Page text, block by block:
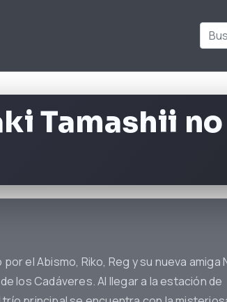
Tamashii no
el Abismo, Riko, Reg y su nueva amiga
los Cadáveres. Al llegar a la estación de